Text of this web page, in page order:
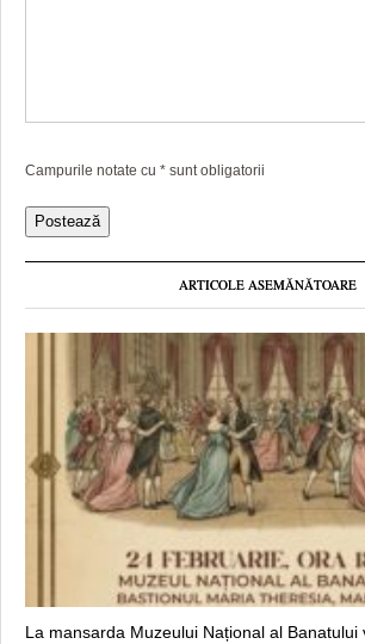
Campurile notate cu * sunt obligatorii
ARTICOLE ASEMĂNĂTOARE
La mansarda Muzeului Național al Banatului